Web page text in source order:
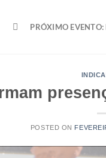
PRÓXIMO EVENTO:
POSTED ON